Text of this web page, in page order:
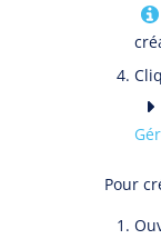
Pour